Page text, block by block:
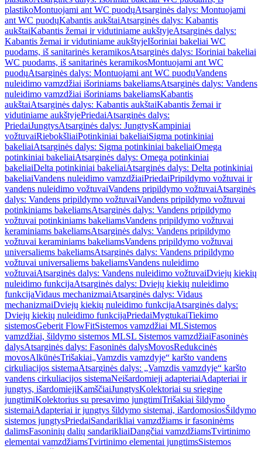
plastikoMontuojami ant WC puodųAtsarginės dalys: Montuojami
ant WC puodųKabantis aukštaiAtsarginės dalys: Kabantis
aukštaiKabantis žemai ir vidutiniame aukštyjeAtsarginės dalys:
Kabantis žemai ir vidutiniame aukštyjeIšoriniai bakeliai WC
puodams, iš sanitarinės keramikosAtsarginės dalys: Išoriniai bakeliai
WC puodams, iš sanitarinės keramikosMontuojami ant WC
puodųAtsarginės dalys: Montuojami ant WC puodųVandens
nuleidimo vamzdžiai išoriniams bakeliamsAtsarginės dalys: Vandens
nuleidimo vamzdžiai išoriniams bakeliamsKabantis
aukštaiAtsarginės dalys: Kabantis aukštaiKabantis žemai ir
vidutiniame aukštyjePriedaiAtsarginės dalys:
PriedaiJungtysAtsarginės dalys: JungtysKampiniai
vožtuvaiRiebokšliaiPotinkiniai bakeliaiSigma potinkiniai
bakeliaiAtsarginės dalys: Sigma potinkiniai bakeliaiOmega
potinkiniai bakeliaiAtsarginės dalys: Omega potinkiniai
bakeliaiDelta potinkiniai bakeliaiAtsarginės dalys: Delta potinkiniai
bakeliaiVandens nuleidimo vamzdžiaiPriedaiPripildymo vožtuvai ir
vandens nuleidimo vožtuvaiVandens pripildymo vožtuvaiAtsarginės
dalys: Vandens pripildymo vožtuvaiVandens pripildymo vožtuvai
potinkiniams bakeliamsAtsarginės dalys: Vandens pripildymo
vožtuvai potinkiniams bakeliamsVandens pripildymo vožtuvai
keraminiams bakeliamsAtsarginės dalys: Vandens pripildymo
vožtuvai keraminiams bakeliamsVandens pripildymo vožtuvai
universaliems bakeliamsAtsarginės dalys: Vandens pripildymo
vožtuvai universaliems bakeliamsVandens nuleidimo
vožtuvaiAtsarginės dalys: Vandens nuleidimo vožtuvaiDviejų kiekių
nuleidimo funkcijaAtsarginės dalys: Dviejų kiekių nuleidimo
funkcijaVidaus mechanizmaiAtsarginės dalys: Vidaus
mechanizmaiDviejų kiekių nuleidimo funkcijaAtsarginės dalys:
Dviejų kiekių nuleidimo funkcijaPriedaiMygtukaiTiekimo
sistemosGeberit FlowFitSistemos vamzdžiai MLSistemos
vamzdžiai, šildymo sistemos MLSL Sistemos vamzdžiaiFasoninės
dalysAtsarginės dalys: Fasoninės dalysMovosRedukcinės
movosAlkūnėsTrišakiai„Vamzdis vamzdyje“ karšto vandens
cirkuliacijos sistemaAtsarginės dalys: „Vamzdis vamzdyje“ karšto
vandens cirkuliacijos sistemaNeišardomieji adapteriaiAdapteriai ir
jungtys, išardomiejiKamščiaiJungtysKolektoriai su sriegine
jungtimiKolektorius su presavimo jungtimiTrišakiai šildymo
sistemaiAdapteriai ir jungtys šildymo sistemai, išardomosiosŠildymo
sistemos jungtysPriedaiSandarikliai vamzdžiams ir fasoninėms
dalimsFasoninių dalių sandarikliaiDangčiai vamzdžiamsTvirtinimo
elementai vamzdžiamsTvirtinimo elementai jungtimsSistemos